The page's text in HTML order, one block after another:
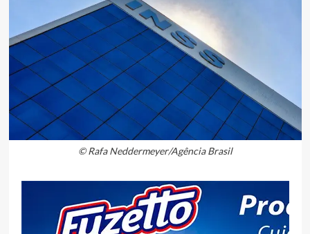
© Rafa Neddermeyer/Agência Brasil